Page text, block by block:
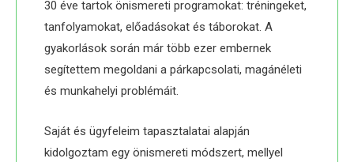
30 éve tartok önismereti programokat: tréningeket,
tanfolyamokat, előadásokat és táborokat. A
gyakorlások során már több ezer embernek
segítettem megoldani a párkapcsolati, magánéleti
és munkahelyi problémáit.
Saját és ügyfeleim tapasztalatai alapján
kidolgoztam egy önismereti módszert, mellyel